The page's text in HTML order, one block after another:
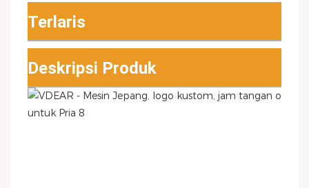
Terlaris
Deskripsi Produk